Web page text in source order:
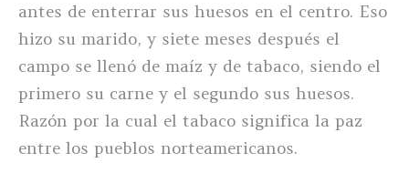
antes de enterrar sus huesos en el centro. Eso
hizo su marido, y siete meses después el
campo se llenó de maíz y de tabaco, siendo el
primero su carne y el segundo sus huesos.
Razón por la cual el tabaco significa la paz
entre los pueblos norteamericanos.